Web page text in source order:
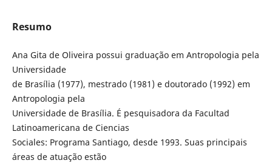
Resumo
Ana Gita de Oliveira possui graduação em Antropologia pela
Universidade
de Brasília (1977), mestrado (1981) e doutorado (1992) em
Antropologia pela
Universidade de Brasília. É pesquisadora da Facultad
Latinoamericana de Ciencias
Sociales: Programa Santiago, desde 1993. Suas principais
áreas de atuação estão